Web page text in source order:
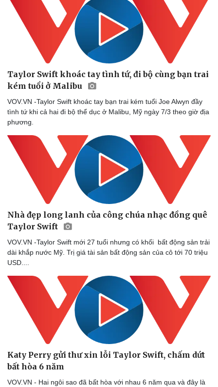
Thể thao
Bóng đá
Lịch thi đấu bóng đá
Thế giới thể thao
eSports
Hậu trường
Ô tô - Xe máy
Xe máy
Tư vấn
Taylor Swift khoác tay tình tứ, đi bộ cùng bạn trai
kém tuổi ở Malibu
VOV.VN -Taylor Swift khoác tay bạn trai kém tuổi Joe Alwyn đầy
tình tứ khi cả hai đi bộ thể dục ở Malibu, Mỹ ngày 7/3 theo giờ địa
phương.
Nhà đẹp long lanh của công chúa nhạc đồng quê
Taylor Swift
VOV.VN -Taylor Swift mới 27 tuổi nhưng có khối bất động sản trải
dài khắp nước Mỹ. Trị giá tài sản bất động sản của cô tới 70 triệu
USD....
Katy Perry gửi thư xin lỗi Taylor Swift, chấm dứt
bất hòa 6 năm
VOV.VN - Hai ngôi sao đã bất hòa với nhau 6 năm qua và đây là